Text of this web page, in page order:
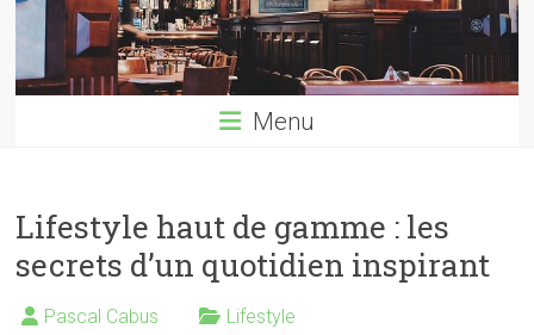
Menu
Lifestyle haut de gamme : les
secrets d’un quotidien inspirant
Pascal Cabus Lifestyle